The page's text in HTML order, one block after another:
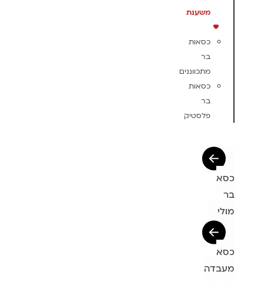
משענת
כסאות
בר
מתכווננים
כסאות
בר
פלסטיק
כסא
בר
מולי
כסא
מעבדה